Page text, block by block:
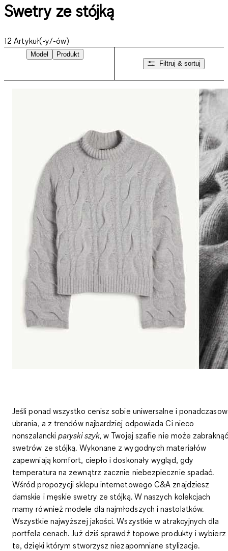
Swetry ze stójką
12 Artykuł(-y/-ów)
Model
Produkt
Filtruj & sortuj
Jeśli ponad wszystko cenisz sobie uniwersalne i
ubrania, a z trendów najbardziej odpowiada Ci nieco
nonszalanckiparyski szyk, w Twojej szafie nie może zabraknąć
swetrów ze stójką. Wykonane z wygodnych materiałów
zapewniają komfort, ciepło i doskonały wygląd, gdy
temperatura na zewnątrz zacznie niebezpiecznie spadać.
Wśród propozycji sklepu internetowego C&A znajdziesz
damskie i męskie swetry ze stójką. W naszych kolekcjach
mamy również modele dla najmłodszych i nastolatków.
Wszystkie najwyższej jakości. Wszystkie w atrakcyjnych dla
portfela cenach. Już dziś sprawdź topowe produkty i wybierz
te, dzięki którym stworzysz niezapomniane stylizacje.